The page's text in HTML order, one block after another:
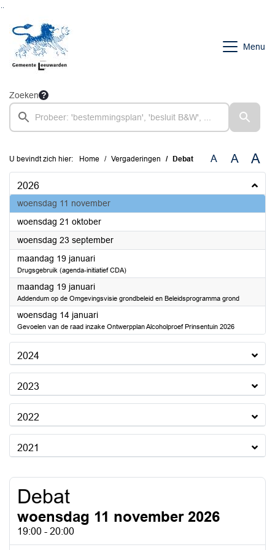
Menu
Zoeken
U bevindt zich hier: Home Vergaderingen Debat A A A
2026
woensdag 11 november2026
woensdag 21 oktober2026
woensdag 23 september2026
maandag 19 januari2026
Drugsgebruik (agenda-initiatief CDA)
maandag 19 januari2026
Addendum op de Omgevingsvisie grondbeleid en Beleidsprogramma grond
woensdag 14 januari2026
Gevoelen van de raad inzake Ontwerpplan Alcoholproef Prinsentuin 2026
2024
2023
2022
2021
Debat
woensdag 11 november 2026
19:00 - 20:00